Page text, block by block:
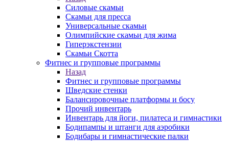
Силовые скамьи
Скамьи для пресса
Универсальные скамьи
Олимпийские скамьи для жима
Гиперэкстензии
Скамьи Скотта
Фитнес и групповые программы
Назад
Фитнес и групповые программы
Шведские стенки
Балансировочные платформы и босу
Прочий инвентарь
Инвентарь для йоги, пилатеса и гимнастики
Бодипампы и штанги для аэробики
Бодибары и гимнастические палки